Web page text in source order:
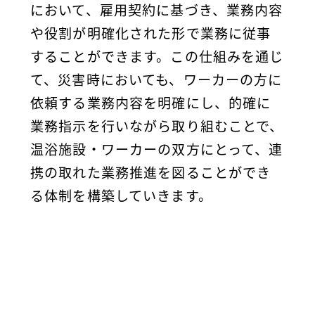
において、雇用契約に基づき、業務内容
や役割が明確化された形で業務に従事
することができます。この仕組みを通じ
て、災害時においても、ワーカーの方に
依頼する業務内容を明確にし、的確に
業務指示を行いながら取り組むことで、
温浴施設・ワーカーの双方にとって、連
携の取れた業務推進を図ることができ
る体制を構築していきます。